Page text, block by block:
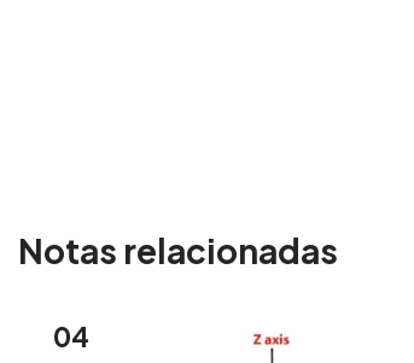
Notas relacionadas
04